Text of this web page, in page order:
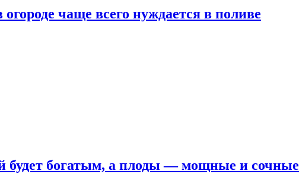
чаще всего нуждается в поливе
будет богатым, а плоды — мощные и сочные